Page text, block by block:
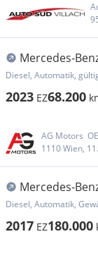
Mercedes-
Business Line
Diesel, Automatik,
2023 EZ68.200
AG Motors 
1110 Wien,
Mercedes-
Diesel, Automatik,
2017 EZ180.000